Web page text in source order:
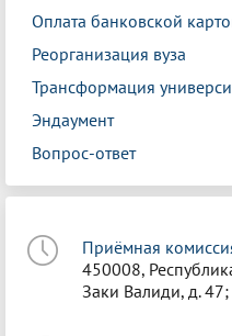
Оплата банковской
Реорганизация вуза
Трансформация
Эндаумент
Вопрос-ответ
Приёмная
450008,
Заки Валиди, д.